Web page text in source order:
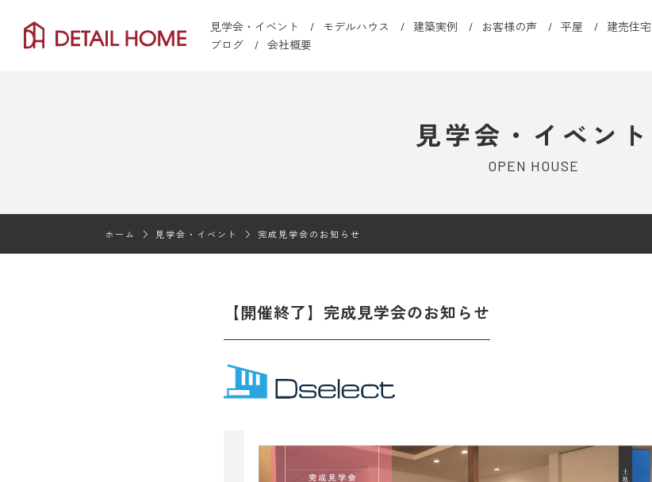
見学会・イベント モデルハウス 建築実例 お客様の声 平屋 建売住宅
ブログ
会社概要
見学会・イベント
OPEN HOUSE
ホーム 見学会・イベント 完成見学会のお知らせ
【開催終了】完成見学会のお知らせ